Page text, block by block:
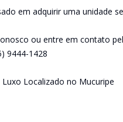
em adquirir uma unidade
ou entre em contato
9444-1428
Localizado no Mucuripe